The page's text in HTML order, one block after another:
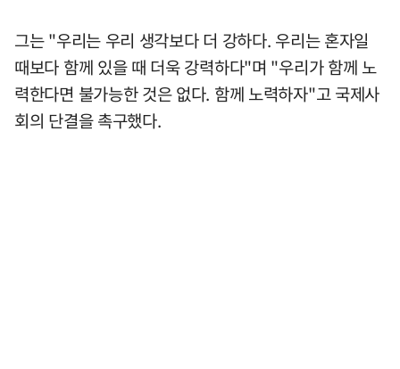
그는 "우리는 우리 생각보다 더 강하다. 우리는 혼자일
때보다 함께 있을 때 더욱 강력하다"며 "우리가 함께 노
력한다면 불가능한 것은 없다. 함께 노력하자"고 국제사
회의 단결을 촉구했다.